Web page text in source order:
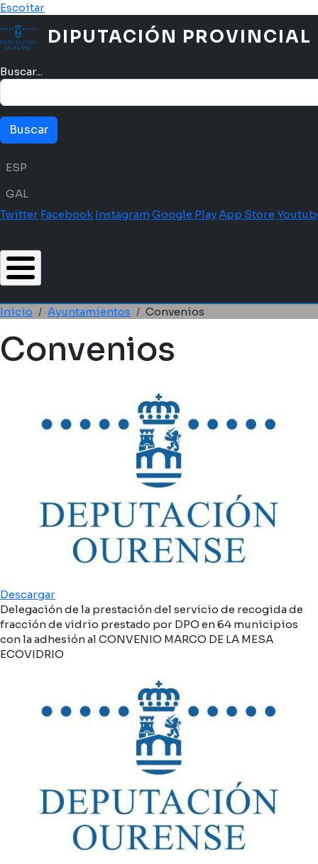
Pasar al contenido principal
Escoitar
DIPUTACIÓN PROVINCIAL
Buscar...
Menú idioma
ESP
GAL
Twitter Facebook InstagramGoogle PlayApp Store
Ruta de navegación
Inicio Ayuntamientos Convenios
Convenios
Descargar
Delegación de la prestación del servicio de recogida de
fracción de vidrio prestado por DPO en 64 municipios
con la adhesión al CONVENIO MARCO DE LA MESA
ECOVIDRIO